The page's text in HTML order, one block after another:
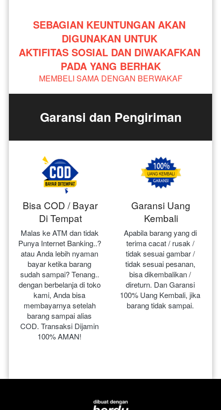
SEBAGIAN KEUNTUNGAN AKAN
DIGUNAKAN UNTUK
AKTIFITAS SOSIAL DAN DIWAKAFKAN
PADA YANG BERHAK
MEMBELI SAMA DENGAN BERWAKAF
Garansi dan Pengiriman
Bisa COD / Bayar
Di Tempat
Malas ke ATM dan tidak
Punya Internet Banking..?
atau Anda lebih nyaman
bayar ketika barang
sudah sampai? Tenang..
dengan berbelanja di toko
kami, Anda bisa
membayarnya setelah
barang sampai alias
COD. Transaksi Dijamin
100% AMAN!
Garansi Uang
Kembali
Apabila barang yang di
terima cacat / rusak /
tidak sesuai gambar /
tidak sesuai pesanan,
bisa dikembalikan /
direturn. Dan Garansi
100% Uang Kembali, jika
barang tidak sampai.